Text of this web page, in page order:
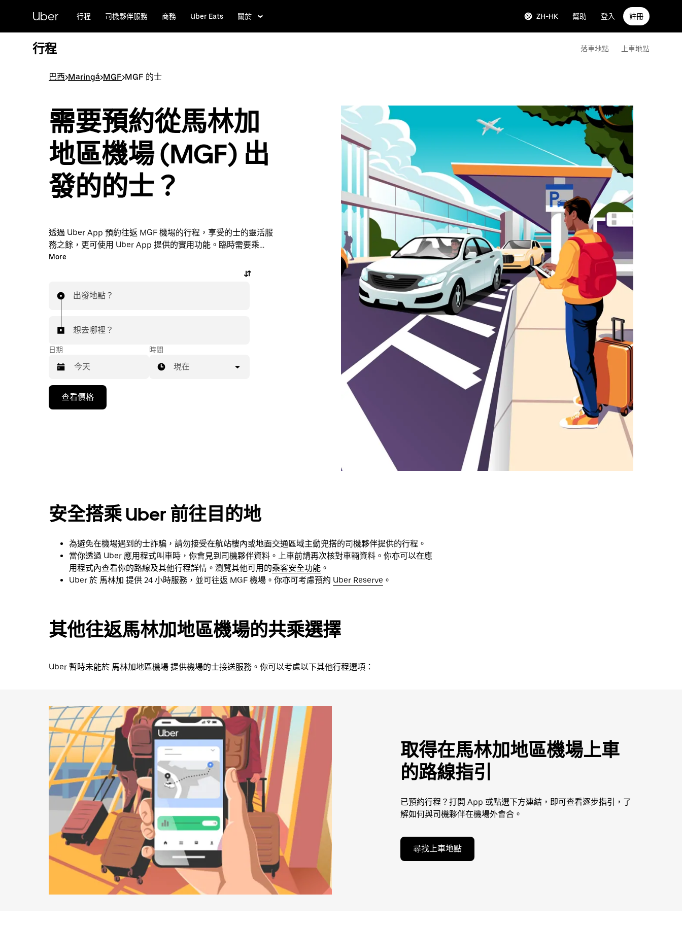
Uber 行程 司機夥伴服務 商務 Uber Eats 關於 ZH-HK 幫助 登入 註冊
行程 落車地點 上車地點
巴西>Maringá>MGF>MGF 的士
需要預約從馬林加
地區機場 (MGF) 出
發的的士？
透過 Uber App 預約往返 MGF 機場的行程，享受的士的靈活服
務之餘，更可使用 Uber App 提供的實用功能。臨時需要乘
車？隨時透過 App 或網站預約行程，享受經濟實惠的行程，還
More
出發地點？
想去哪裡？
日期
下
使
用
下
Esc
即
閉
日
曆。
時間
現在
查看價格
安全搭乘 Uber 前往目的地
為避免在機場遇到的士詐騙，請勿接受在航站樓內或地面交通區域主動兜搭的司機夥伴提供的行程。
當你透過 Uber 應用程式叫車時，你會見到司機夥伴資料。上車前請再次核對車輛資料。你亦可以在應
用程式內查看你的路線及其他行程詳情。瀏覽其他可用的乘客安全功能 。
Uber 於 馬林加 提供 24 小時服務，並可往返 MGF 機場。你亦可考慮預約 Uber Reserve 。
其他往返馬林加地區機場的共乘選擇
Uber 暫時未能於 馬林加地區機場 提供機場的士接送服務。你可以考慮以下其他行程選項：
取得在馬林加地區機場上車
的路線指引
已預約行程？打開 App 或點選下方連結，即可查看逐步指引，了
解如何與司機夥伴在機場外會合。
尋找上車地點